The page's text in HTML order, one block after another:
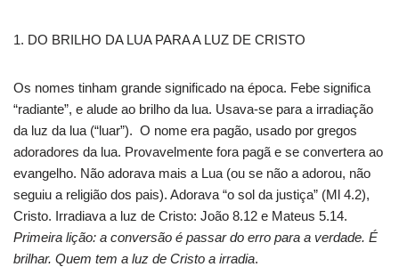
1. DO BRILHO DA LUA PARA A LUZ DE CRISTO
Os nomes tinham grande significado na época. Febe significa
“radiante”, e alude ao brilho da lua. Usava-se para a irradiação
da luz da lua (“luar”). O nome era pagão, usado por gregos
adoradores da lua. Provavelmente fora pagã e se convertera ao
evangelho. Não adorava mais a Lua (ou se não a adorou, não
seguiu a religião dos pais). Adorava “o sol da justiça” (Ml 4.2),
Cristo. Irradiava a luz de Cristo: João 8.12 e Mateus 5.14.
Primeira lição: a conversão é passar do erro para a verdade. É
brilhar. Quem tem a luz de Cristo a irradia.